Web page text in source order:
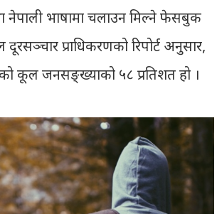
नेपाली भाषामा चलाउन मिल्ने फेसबुक
प्राधिकरणको रिपोर्ट अनुसार,
कूल जनसङ्ख्याको ५८ प्रतिशत हो ।